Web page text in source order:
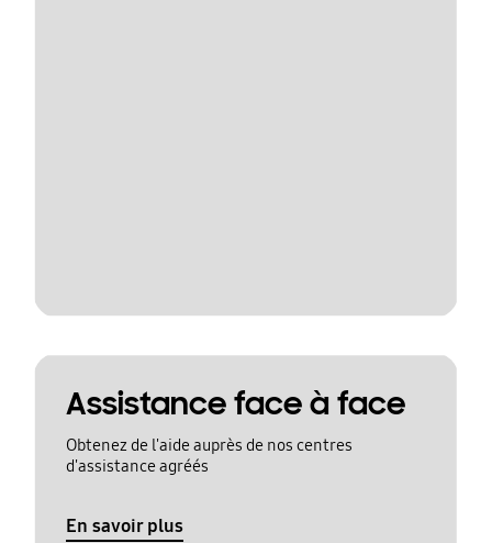
Assistance face à face
Obtenez de l'aide auprès de nos centres
d'assistance agréés
En savoir plus